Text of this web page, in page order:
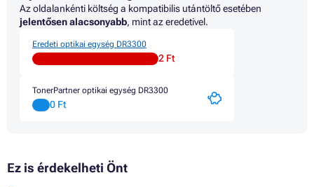
Az oldalankénti költség a kompatibilis utántöltő esetében
jelentősen alacsonyabb, mint az eredetivel.
Eredeti optikai egység DR3300
2 Ft
TonerPartner optikai egység DR3300
0 Ft
Ez is érdekelheti Önt